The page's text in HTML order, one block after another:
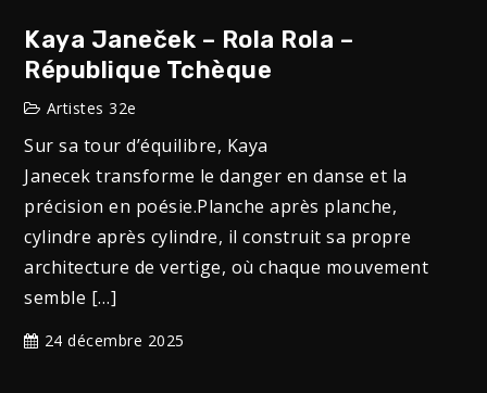
Kaya Janeček – Rola Rola –
République Tchèque
Artistes 32e
Sur sa tour d’équilibre, Kaya
Janecek transforme le danger en danse et la
précision en poésie.Planche après planche,
cylindre après cylindre, il construit sa propre
architecture de vertige, où chaque mouvement
semble […]
24 décembre 2025